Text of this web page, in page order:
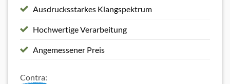
Ausdrucksstarkes Klangspektrum
Hochwertige Verarbeitung
Angemessener Preis
Contra: